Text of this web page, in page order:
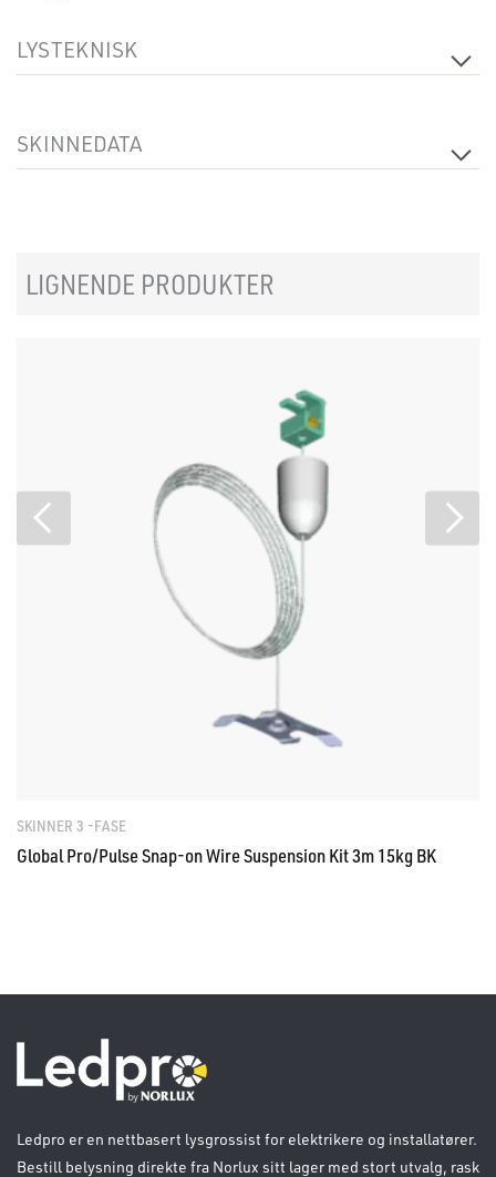
LYSTEKNISK
SKINNEDATA
LIGNENDE PRODUKTER
SKINNER 3 -FASE
Global Pro/Pulse Snap-on Wire Suspension Kit 3m 15kg BK
Ledpro er en nettbasert lysgrossist for elektrikere og installatører.
Bestill belysning direkte fra Norlux sitt lager med stort utvalg, rask